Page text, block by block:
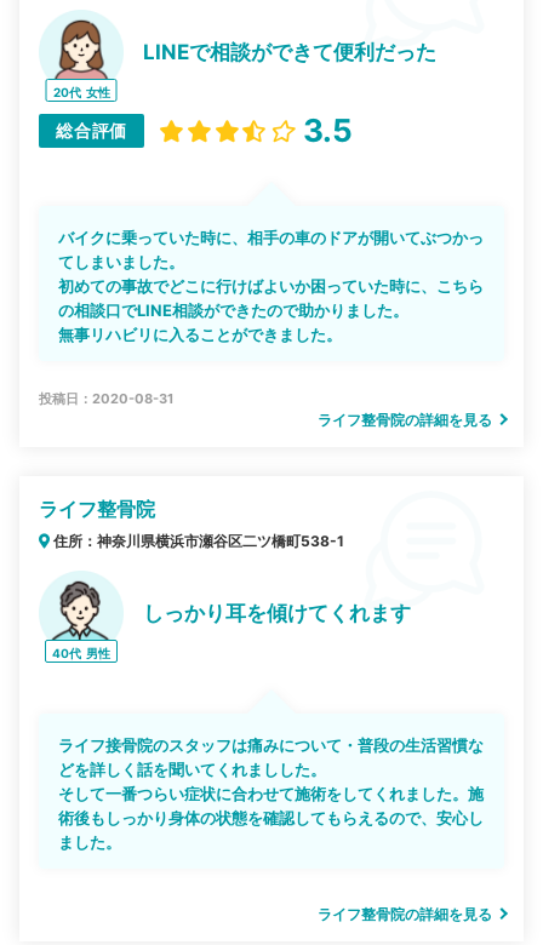
20代 女性
LINEで相談ができて便利だった
総合評価 3.5
バイクに乗っていた時に、相手の車のドアが開いてぶつかっ
てしまいました。
初めての事故でどこに行けばよいか困っていた時に、こちら
の相談口でLINE相談ができたので助かりました。
無事リハビリに入ることができました。
投稿日：2020-08-31
ライフ整骨院の詳細を見る
ライフ整骨院
住所：神奈川県横浜市瀬谷区二ツ橋町538-1
40代 男性
しっかり耳を傾けてくれます
ライフ接骨院のスタッフは痛みについて・普段の生活習慣な
どを詳しく話を聞いてくれましした。
そして一番つらい症状に合わせて施術をしてくれました。施
術後もしっかり身体の状態を確認してもらえるので、安心し
ました。
ライフ整骨院の詳細を見る